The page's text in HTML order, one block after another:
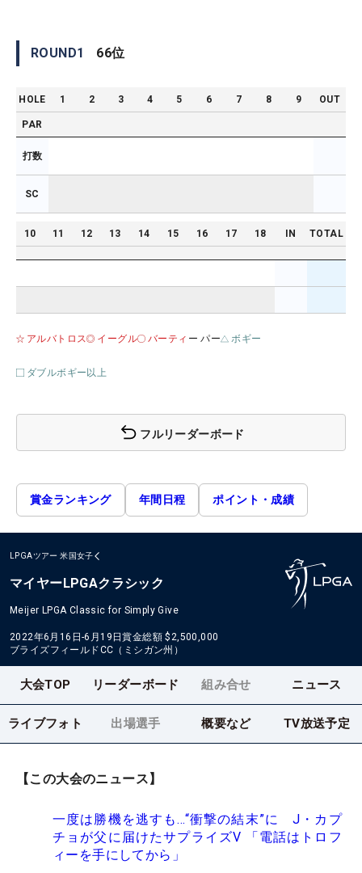
ROUND1 66位
HOLE 1 2 3 4 5 6 7 8 9 OUT
PAR
打数
SC
10 11 12 13 14 15 16 17 18 IN TOTAL
アルバトロス イーグル バーティ ー パー ボギー
ダブルボギー以上
フルリーダーボード
賞金ランキング 年間日程 ポイント・成績
LPGAツアー 米国女子
マイヤーLPGAクラシック
Meijer LPGA Classic for Simply Give
2022年6月16日-6月19日賞金総額 $2,500,000
ブライズフィールドCC（ミシガン州）
大会TOP リーダーボード 組み合せ ニュース
ライブフォト 出場選手 概要など TV放送予定
【この大会のニュース】
一度は勝機を逃すも…“衝撃の結末”に J・カプ
チョが父に届けたサプライズV 「電話はトロフ
ィーを手にしてから」